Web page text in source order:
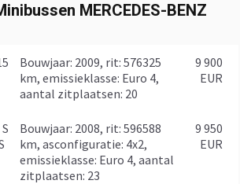
MERCEDES-BENZ
bouwjaar: 2009, rit: 576325
km, emissieklasse: Euro 4,
aantal zitplaatsen: 20
9 900
EUR
bouwjaar: 2008, rit: 596588
km, asconfiguratie: 4x2,
emissieklasse: Euro 4, aantal
zitplaatsen: 23
9 950
EUR